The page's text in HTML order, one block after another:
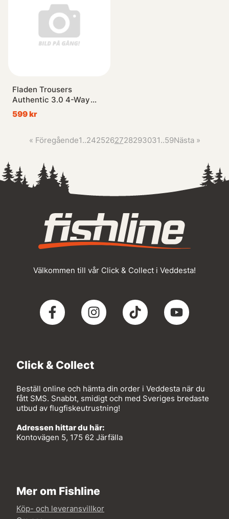
Fladen Trousers
Authentic 3.0 4-Way
Stretch, Grey/Black - S
599 kr
« Föregående1..2425262728293031..59Nästa »
Välkommen till vår Click & Collect i Veddesta!
Click & Collect
Beställ online och hämta din order i Veddesta när du
fått SMS. Snabbt, smidigt och med Sveriges bredaste
utbud av flugfiskeutrustning!
Adressen hittar du här:
Kontovägen 5, 175 62 Järfälla
Mer om Fishline
Köp- och leveransvillkor